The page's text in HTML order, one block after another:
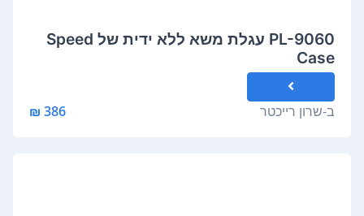
PL-9060 עגלת משא ללא ידית של Speed
Case
ב-שרון רייכטר 386 ₪